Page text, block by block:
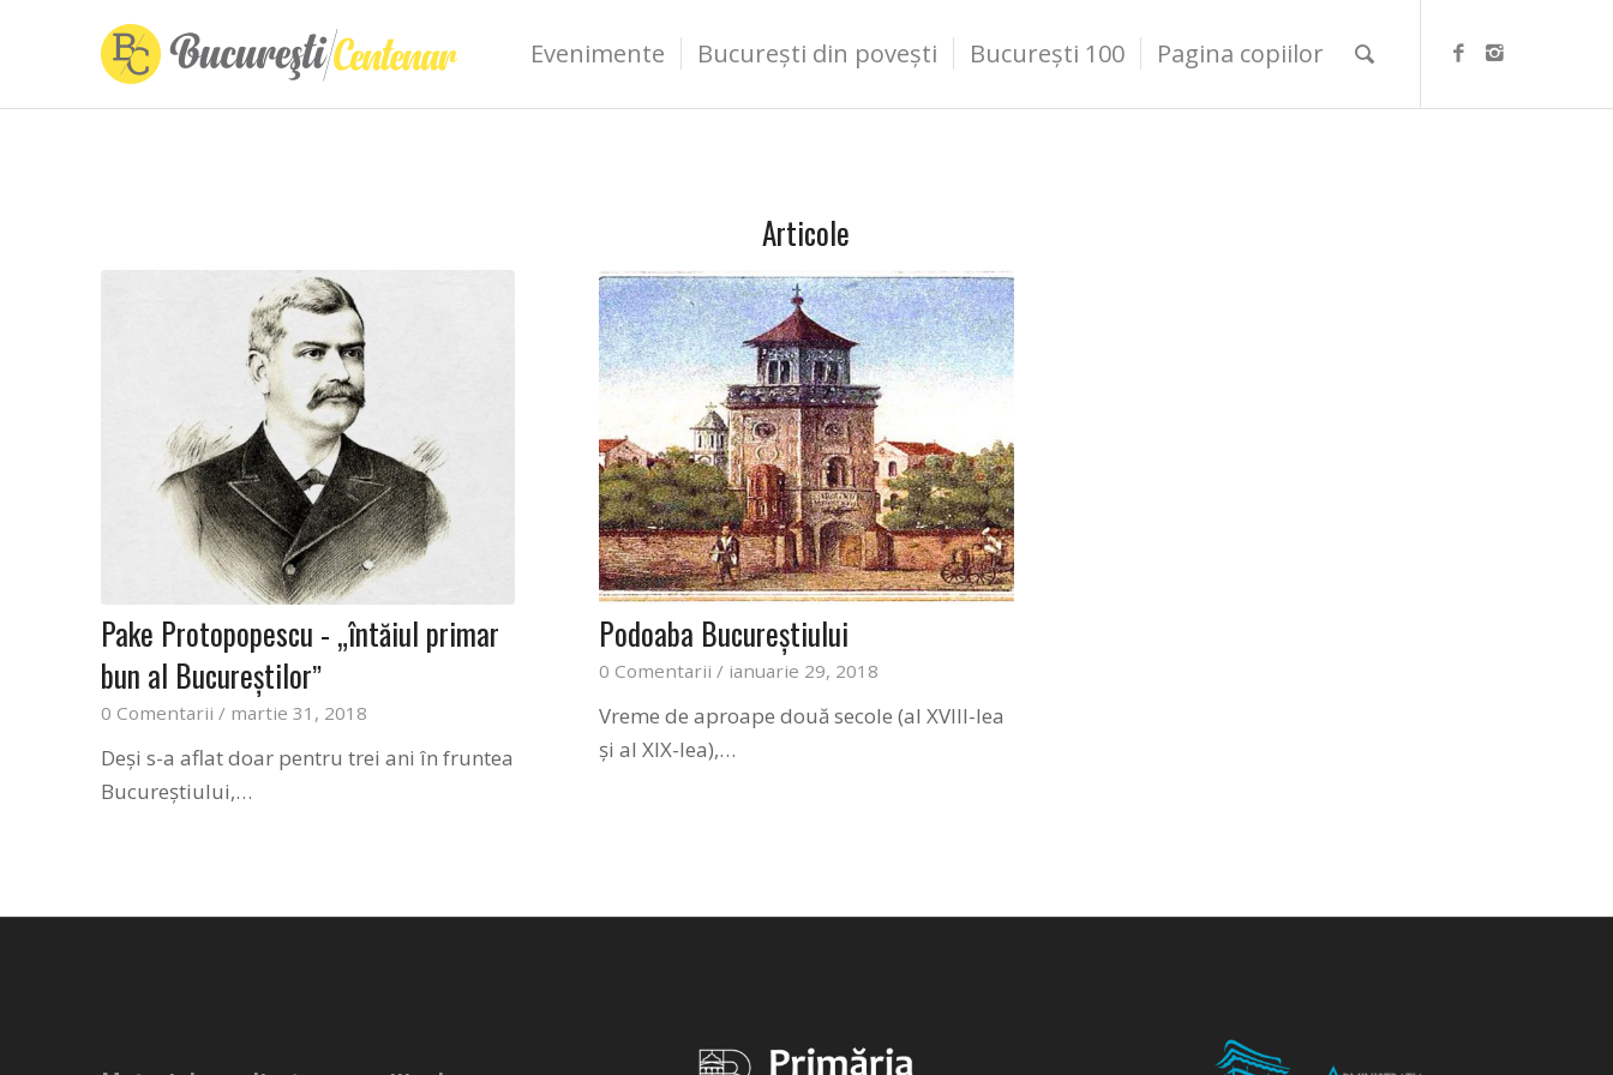
Evenimente București din povești București 100 Pagina copiilor
Articole
Pake Protopopescu - „întăiul primar
bun al Bucureştilorˮ
0 Comentarii / martie 31, 2018
Deşi s-a aflat doar pentru trei ani în fruntea
Bucureştiului,…
Podoaba Bucureştiului
0 Comentarii / ianuarie 29, 2018
Vreme de aproape două secole (al XVIII-lea
şi al XIX-lea),…